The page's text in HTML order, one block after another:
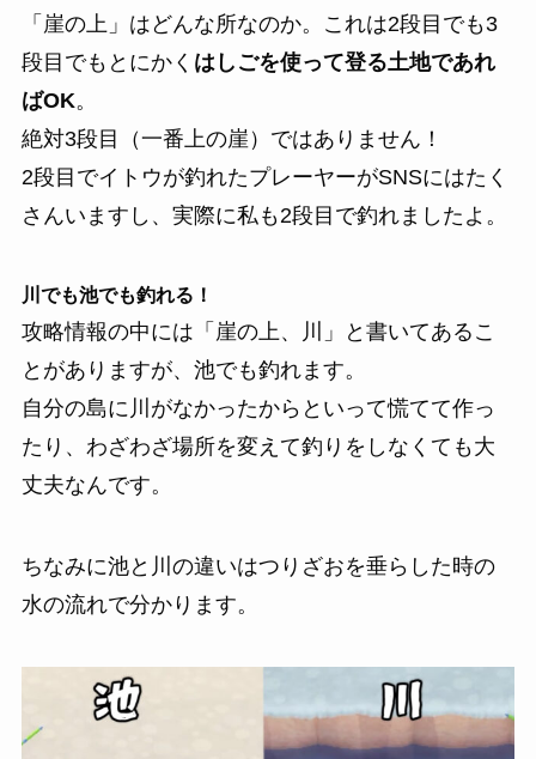
「崖の上」はどんな所なのか。これは2段目でも3
段目でもとにかく はしごを使って登る土地であれ
ばOK。
絶対3段目（一番上の崖）ではありません！
2段目でイトウが釣れたプレーヤーがSNSにはたく
さんいますし、実際に私も2段目で釣れましたよ。
川でも池でも釣れる！
攻略情報の中には「崖の上、川」と書いてあるこ
とがありますが、池でも釣れます。
自分の島に川がなかったからといって慌てて作っ
たり、わざわざ場所を変えて釣りをしなくても大
丈夫なんです。
ちなみに池と川の違いはつりざおを垂らした時の
水の流れで分かります。